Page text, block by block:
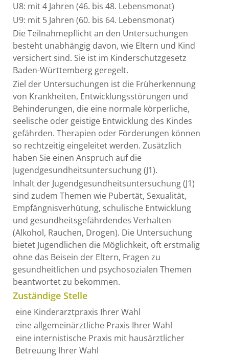
U8: mit 4 Jahren (46. bis 48. Lebensmonat)
U9: mit 5 Jahren (60. bis 64. Lebensmonat)
Die Teilnahmepflicht an den Untersuchungen
besteht unabhängig davon, wie Eltern und Kind
versichert sind. Sie ist im Kinderschutzgesetz
Baden-Württemberg geregelt.
Ziel der Untersuchungen ist die Früherkennung
von Krankheiten, Entwicklungsstörungen und
Behinderungen, die eine normale körperliche,
seelische oder geistige Entwicklung des Kindes
gefährden. Therapien oder Förderungen können
so rechtzeitig eingeleitet werden. Zusätzlich
haben Sie einen Anspruch auf die
Jugendgesundheitsuntersuchung (J1).
Inhalt der Jugendgesundheitsuntersuchung (J1)
sind zudem Themen wie Pubertät, Sexualität,
Empfängnisverhütung, schulische Entwicklung
und gesundheitsgefährdendes Verhalten
(Alkohol, Rauchen, Drogen). Die Untersuchung
bietet Jugendlichen die Möglichkeit, oft erstmalig
ohne das Beisein der Eltern, Fragen zu
gesundheitlichen und psychosozialen Themen
beantwortet zu bekommen.
Zuständige Stelle
eine Kinderarztpraxis Ihrer Wahl
eine allgemeinärztliche Praxis Ihrer Wahl
eine internistische Praxis mit hausärztlicher
Betreuung Ihrer Wahl